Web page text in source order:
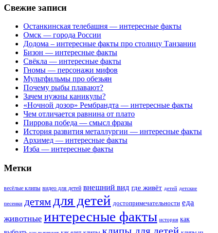
Свежие записи
Останкинская телебашня — интересные факты
Омск — города России
Додома – интересные факты про столицу Танзании
Бизон — интересные факты
Свёкла — интересные факты
Гномы — персонажи мифов
Мультфильмы про обезьян
Почему рыбы плавают?
Зачем нужны каникулы?
«Ночной дозор» Рембрандта — интересные факты
Чем отличается равнина от плато
Пиррова победа — смысл фразы
История развития металлургии — интересные факты
Архимед — интересные факты
Изба — интересные факты
Метки
весёлые клипы видео для детей внешний вид где живёт детей детские
песенки детям для детей достопримечательности еда
животные интересные факты история как